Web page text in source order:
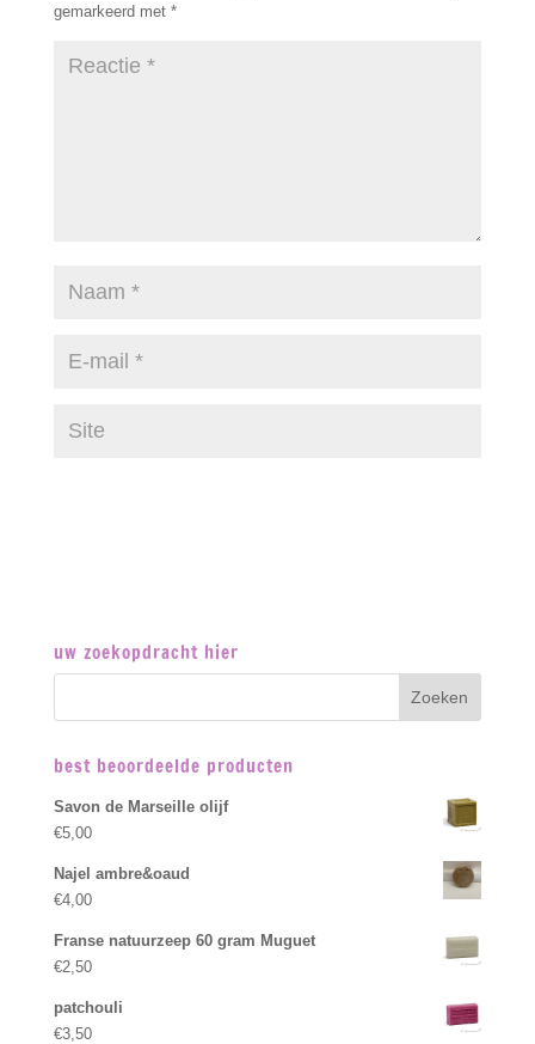
gemarkeerd met *
uw zoekopdracht hier
best beoordeelde producten
Savon de Marseille olijf
€5,00
Najel ambre&oaud
€4,00
Franse natuurzeep 60 gram Muguet
€2,50
patchouli
€3,50